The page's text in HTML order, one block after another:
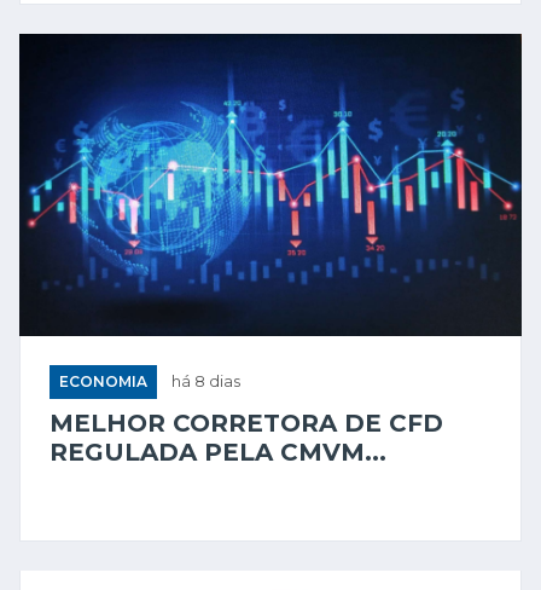
ECONOMIA há 8 dias
MELHOR CORRETORA DE CFD
REGULADA PELA CMVM...